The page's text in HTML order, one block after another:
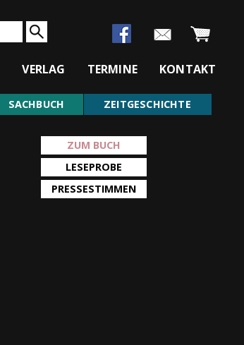
VERLAG TERMINE KONTAKT
SACHBUCH ZEITGESCHICHTE
ZUM BUCH
LESEPROBE
PRESSESTIMMEN